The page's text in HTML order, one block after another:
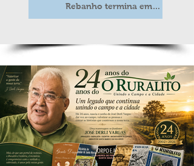
Rebanho termina em
duas semanas